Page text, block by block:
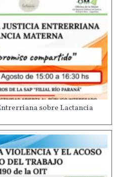
sobre Lactancia